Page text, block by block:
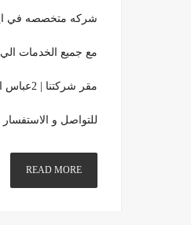
شركه متخصصه في
مع جميع الخدمات الي
مقر شركتنا | 2عباس العقاد المنطقه الاولي مدينه نصر القاهره مصر
للتواصل و الاستفسار | 01119108231 – 01002733163
READ MORE